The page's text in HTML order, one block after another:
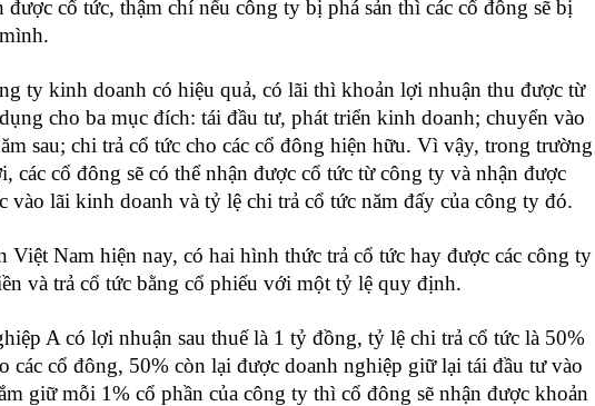
cổ tức, thậm chí nếu công ty bị phá sản thì các cổ đông sẽ bị
ty kinh doanh có hiệu quả, có lãi thì khoản lợi nhuận thu được từ
cho ba mục đích: tái đầu tư, phát triển kinh doanh; chuyển vào
sau; chi trả cổ tức cho các cổ đông hiện hữu. Vì vậy, trong trường
các cổ đông sẽ có thể nhận được cổ tức từ công ty và nhận được
vào lãi kinh doanh và tỷ lệ chi trả cổ tức năm đấy của công ty đó.
Việt Nam hiện nay, có hai hình thức trả cổ tức hay được các công ty
và trả cổ tức bằng cổ phiếu với một tỷ lệ quy định.
A có lợi nhuận sau thuế là 1 tỷ đồng, tỷ lệ chi trả cổ tức là 50%
các cổ đông, 50% còn lại được doanh nghiệp giữ lại tái đầu tư vào
giữ mỗi 1% cổ phần của công ty thì cổ đông sẽ nhận được khoản